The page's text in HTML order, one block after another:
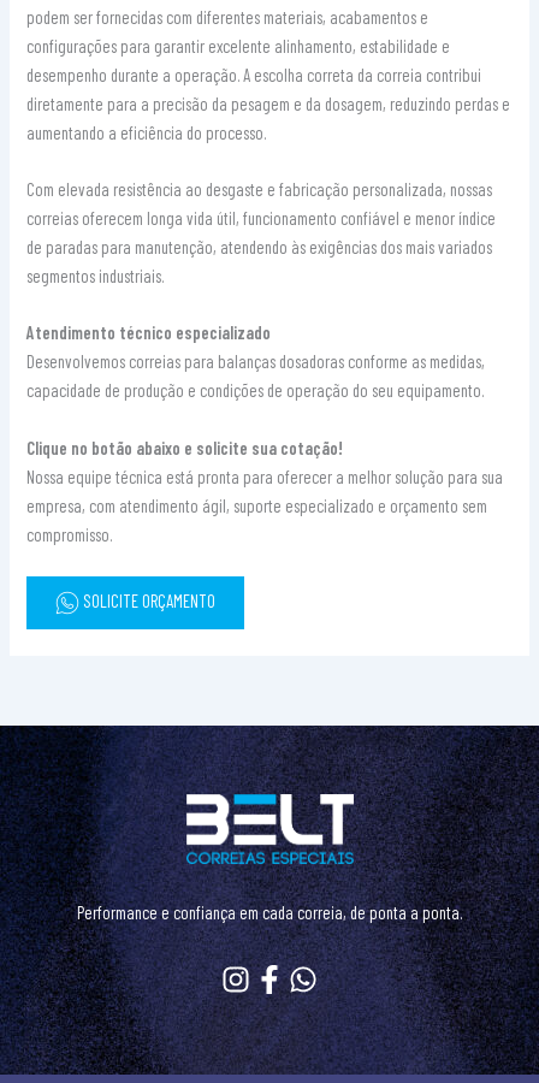
podem ser fornecidas com diferentes materiais, acabamentos e
configurações para garantir excelente alinhamento, estabilidade e
desempenho durante a operação. A escolha correta da correia contribui
diretamente para a precisão da pesagem e da dosagem, reduzindo perdas e
aumentando a eficiência do processo.
Com elevada resistência ao desgaste e fabricação personalizada, nossas
correias oferecem longa vida útil, funcionamento confiável e menor índice
de paradas para manutenção, atendendo às exigências dos mais variados
segmentos industriais.
Atendimento técnico especializado
Desenvolvemos correias para balanças dosadoras conforme as medidas,
capacidade de produção e condições de operação do seu equipamento.
Clique no botão abaixo e solicite sua cotação!
Nossa equipe técnica está pronta para oferecer a melhor solução para sua
empresa, com atendimento ágil, suporte especializado e orçamento sem
compromisso.
SOLICITE ORÇAMENTO
Performance e confiança em cada correia, de ponta a ponta.